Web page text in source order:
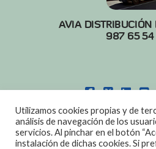
AVIA DISTRIBUCIÓN
987 65 54
POLITICA DE COOKIES|
DISEÑO: DIAN
Utilizamos cookies propias y de
análisis de navegación de los
servicios. Al pinchar en el botón
instalación de dichas cookies. Si